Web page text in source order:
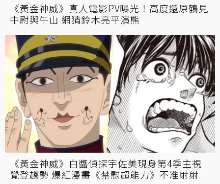
《黃金神威》真人電影PV曝光！高度還原鶴見
中尉與牛山 網猜鈴木亮平演熊
《黃金神威》白醬偵探宇佐美現身第4季主視
覺登趨勢 爆紅漫畫《禁慰超能力》不准射射